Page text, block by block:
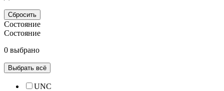
Сбросить
Состояние
Состояние
0 выбрано
Выбрать всё
UNC